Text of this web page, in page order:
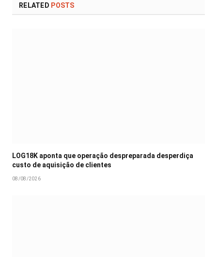
RELATED POSTS
LOG18K aponta que operação despreparada desperdiça
custo de aquisição de clientes
08/08/2026